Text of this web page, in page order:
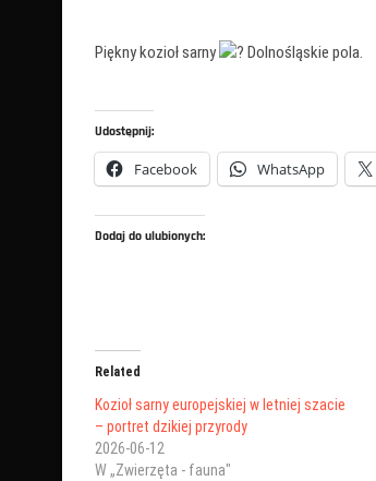
Piękny kozioł sarny Dolnośląskie pola.
Udostępnij:
Facebook WhatsApp
Dodaj do ulubionych:
Related
Kozioł sarny europejskiej w letniej szacie
– portret dzikiej przyrody
2026-06-12
W „Zwierzęta - fauna"